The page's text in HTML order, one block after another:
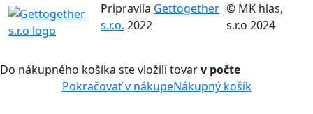
Pripravila Gettogether
s.r.o. 2022
© MK hlas,
s.r.o 2024
Do nákupného košíka ste vložili tovarv počte
Pokračovať v nákupeNákupný košík